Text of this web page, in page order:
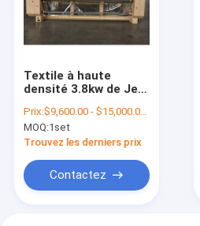
Textile à haute
densité 3.8kw de Jet
Loom Cam d'air de
1000 t/mn
Prix:$9,600.00 - $15,000.00/sets
MOQ:1set
Trouvez les derniers prix
Contactez